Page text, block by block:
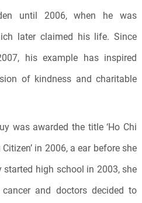
until 2006, when he was
later claimed his life. Since
his example has inspired
of kindness and charitable
was awarded the title ‘Ho Chi
in 2006, a ear before she
started high school in 2003, she
and doctors decided to